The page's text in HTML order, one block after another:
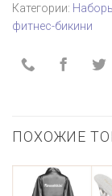
Категории:
фитнес-бикини
ПОХОЖИЕ